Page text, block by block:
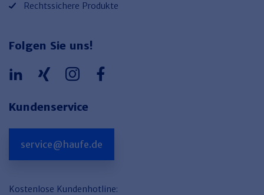
Rechtssichere Produkte
Folgen Sie uns!
Kundenservice
service@haufe.de
Kostenlose Kundenhotline: